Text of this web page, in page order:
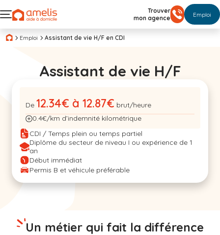
Trouver
mon agence
Emploi
Emploi Assistant de vie H/F en CDI
Assistant de vie H/F
De 12.34€ à 12.87€ brut/heure
0.4€/km d’indemnité kilométrique
CDI / Temps plein ou temps partiel
Diplôme du secteur de niveau I ou expérience de 1
an
Début immédiat
Permis B et véhicule préférable
Un métier qui fait la différence